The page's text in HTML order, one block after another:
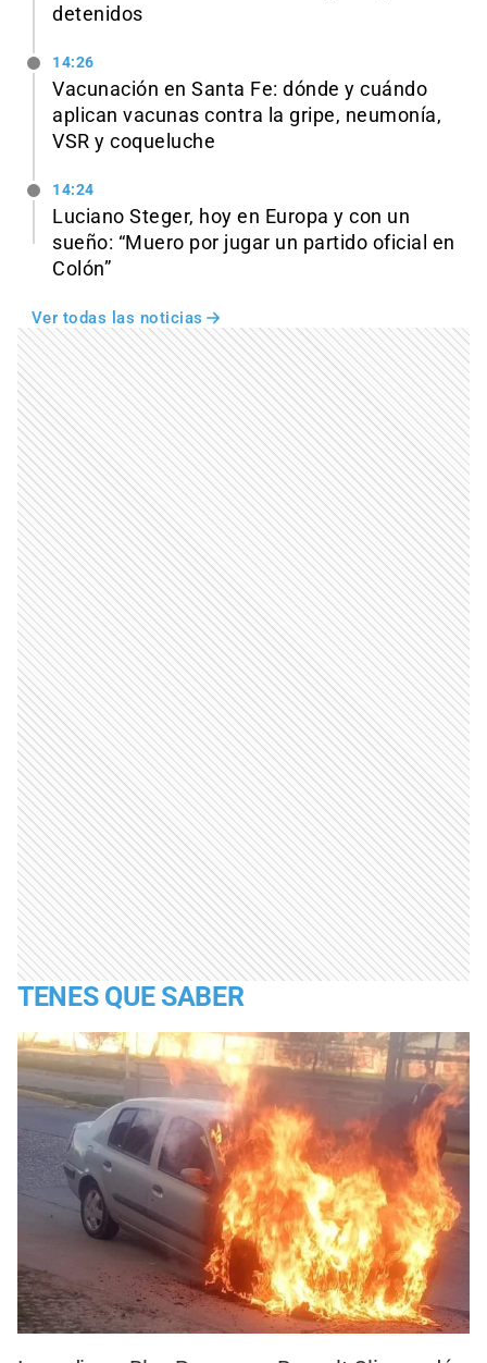
detenidos
14:26
Vacunación en Santa Fe: dónde y cuándo
aplican vacunas contra la gripe, neumonía,
VSR y coqueluche
14:24
Luciano Steger, hoy en Europa y con un
sueño: “Muero por jugar un partido oficial en
Colón”
Ver todas las noticias
TENES QUE SABER